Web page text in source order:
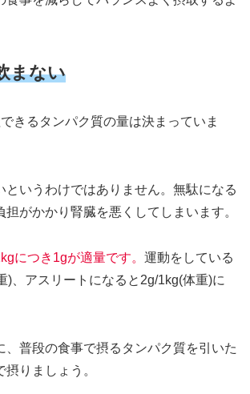
まない
きるタンパク質の量は決まっていま
というわけではありません。無駄になる
担がかかり腎臓を悪くしてしまいます。
につき1gが適量です。 運動をしている
)、アスリートになると2g/1kg(体重)に
、普段の食事で摂るタンパク質を引いた
りましょう。